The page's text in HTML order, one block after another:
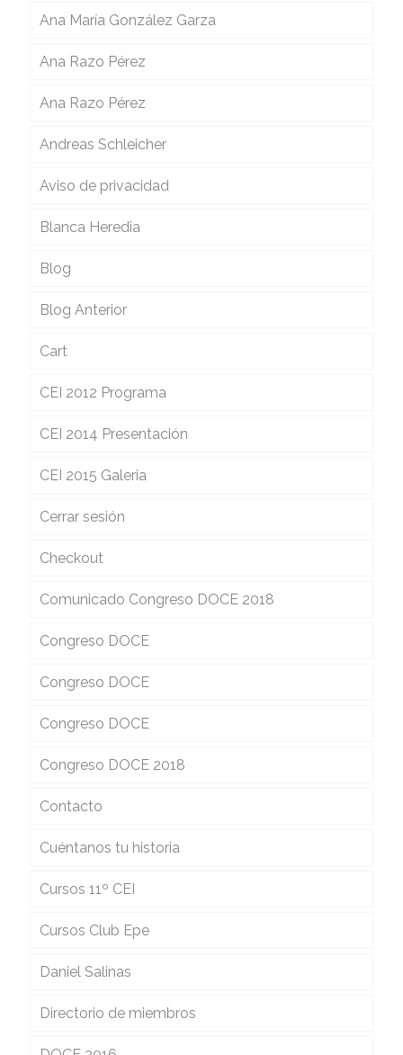
Ana María González Garza
Ana Razo Pérez
Ana Razo Pérez
Andreas Schleicher
Aviso de privacidad
Blanca Heredia
Blog
Blog Anterior
Cart
CEI 2012 Programa
CEI 2014 Presentación
CEI 2015 Galeria
Cerrar sesión
Checkout
Comunicado Congreso DOCE 2018
Congreso DOCE
Congreso DOCE
Congreso DOCE
Congreso DOCE 2018
Contacto
Cuéntanos tu historia
Cursos 11º CEI
Cursos Club Epe
Daniel Salinas
Directorio de miembros